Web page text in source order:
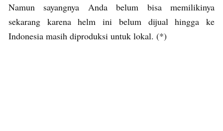
Namun sayangnya Anda belum bisa memilikinya
sekarang karena helm ini belum dijual hingga ke
Indonesia masih diproduksi untuk lokal. (*)